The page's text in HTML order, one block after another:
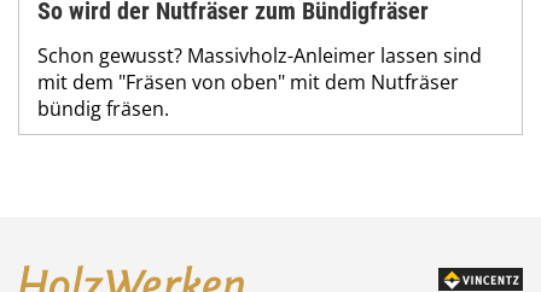
So wird der Nutfräser zum Bündigfräser
Schon gewusst? Massivholz-Anleimer lassen sind
mit dem "Fräsen von oben" mit dem Nutfräser
bündig fräsen.